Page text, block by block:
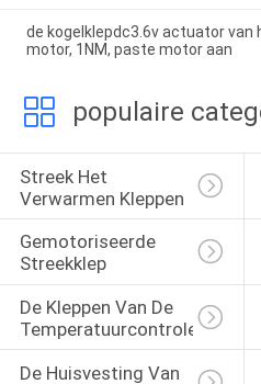
de kogelklepdc3.6v actuator van
motor, 1NM, paste motor aan
populaire
Streek Het
Verwarmen Kleppen
Gemotoriseerde
Streekklep
De Kleppen Van De
Temperatuurcontrole
De Huisvesting Van